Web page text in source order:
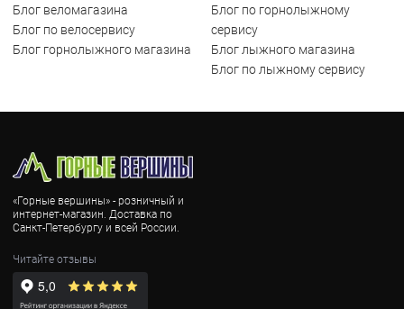
Блог веломагазина
Блог по велосервису
Блог горнолыжного магазина
Блог по горнолыжному
сервису
Блог лыжного магазина
Блог по лыжному сервису
«Горные вершины» - розничный и
интернет-магазин. Доставка по
Санкт-Петербургу и всей России.
Читайте отзывы